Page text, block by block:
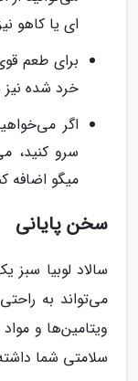
ای یا کاهو
برای طعم
خرد شده نیز
اگر
سرو کنید،
میگو اضافه
سخن پایانی
سالاد لوبیا
می‌تواند به
ویتامین‌ها و
سلامتی شما